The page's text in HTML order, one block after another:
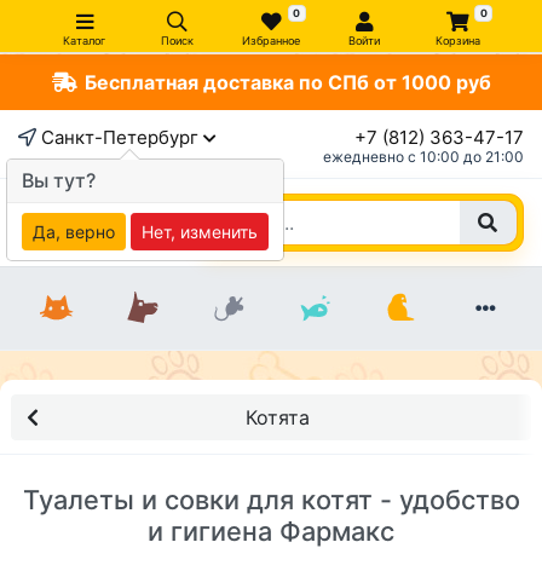
Каталог Поиск
0
Избранное Войти
0
Корзина
Бесплатная доставка по СПб от 1000 руб
Санкт-Петербург +7 (812) 363-47-17
ежедневно c 10:00 до 21:00
Котята
Туалеты и совки для котят - удобство
и гигиена Фармакс
Вы тут?
Да, верно Нет, изменить